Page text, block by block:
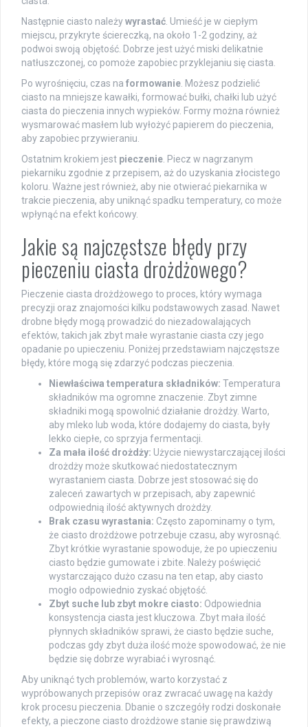
Następnie ciasto należywyrastać . Umieść je w ciepłym
miejscu, przykryte ściereczką, na około 1-2 godziny, aż
podwoi swoją objętość. Dobrze jest użyć miski delikatnie
natłuszczonej, co pomoże zapobiec przyklejaniu się ciasta.
Po wyrośnięciu, czas na formowanie . Możesz podzielić
ciasto na mniejsze kawałki, formować bułki, chałki lub użyć
ciasta do pieczenia innych wypieków. Formy można również
wysmarować masłem lub wyłożyć papierem do pieczenia,
aby zapobiec przywieraniu.
Ostatnim krokiem jest pieczenie . Piecz w nagrzanym
piekarniku zgodnie z przepisem, aż do uzyskania złocistego
koloru. Ważne jest również, aby nie otwierać piekarnika w
trakcie pieczenia, aby uniknąć spadku temperatury, co może
wpłynąć na efekt końcowy.
Jakie są najczęstsze błędy przy
pieczeniu ciasta drożdżowego?
Pieczenie ciasta drożdżowego to proces, który wymaga
precyzji oraz znajomości kilku podstawowych zasad. Nawet
drobne błędy mogą prowadzić do niezadowalających
efektów, takich jak zbyt małe wyrastanie ciasta czy jego
opadanie po upieczeniu. Poniżej przedstawiam najczęstsze
błędy, które mogą się zdarzyć podczas pieczenia.
Niewłaściwa temperatura składników: Temperatura
składników ma ogromne znaczenie. Zbyt zimne
składniki mogą spowolnić działanie drożdży. Warto,
aby mleko lub woda, które dodajemy do ciasta, były
lekko ciepłe, co sprzyja fermentacji.
Za mała ilość drożdży: Użycie niewystarczającej ilości
drożdży może skutkować niedostatecznym
wyrastaniem ciasta. Dobrze jest stosować się do
zaleceń zawartych w przepisach, aby zapewnić
odpowiednią ilość aktywnych drożdży.
Brak czasu wyrastania: Często zapominamy o tym,
że ciasto drożdżowe potrzebuje czasu, aby wyrosnąć.
Zbyt krótkie wyrastanie spowoduje, że po upieczeniu
ciasto będzie gumowate i zbite. Należy poświęcić
wystarczająco dużo czasu na ten etap, aby ciasto
mogło odpowiednio zyskać objętość.
Zbyt suche lub zbyt mokre ciasto: Odpowiednia
konsystencja ciasta jest kluczowa. Zbyt mała ilość
płynnych składników sprawi, że ciasto będzie suche,
podczas gdy zbyt duża ilość może spowodować, że nie
będzie się dobrze wyrabiać i wyrosnąć.
Aby uniknąć tych problemów, warto korzystać z
wypróbowanych przepisów oraz zwracać uwagę na każdy
krok procesu pieczenia. Dbanie o szczegóły rodzi doskonałe
efekty, a pieczone ciasto drożdżowe stanie się prawdziwą